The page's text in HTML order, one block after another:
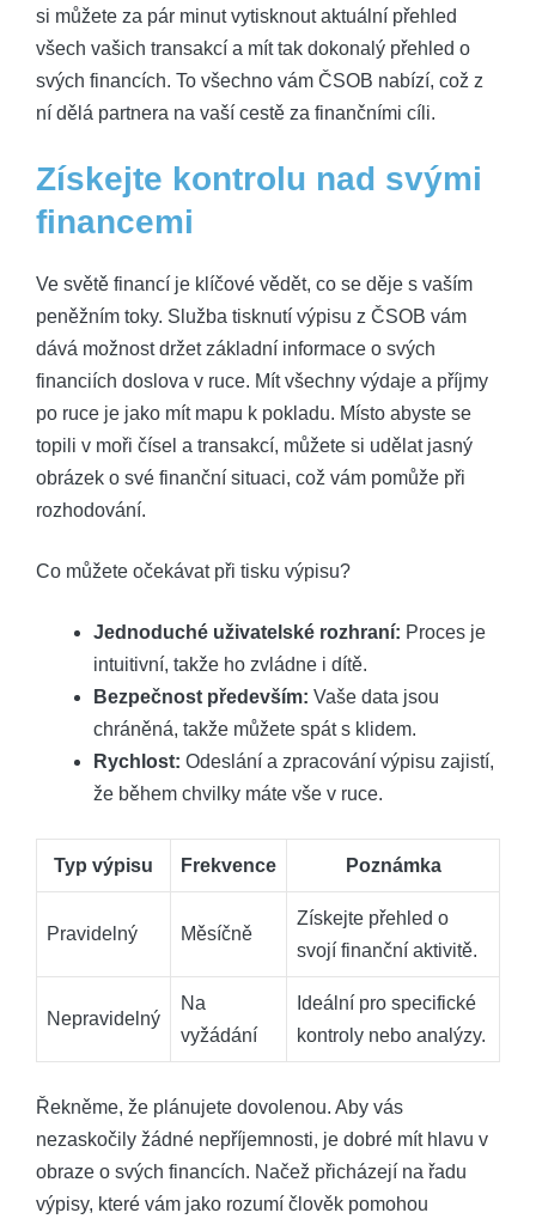
si můžete za pár minut vytisknout aktuální přehled
všech vašich transakcí a ⁣mít ⁢tak ‌dokonalý přehled o
svých financích. ⁢To všechno vám ČSOB nabízí, což​ z
ní ⁢dělá partnera na vaší cestě za finančními ⁣cíli.
Získejte ⁣kontrolu nad‌ svými
financemi
Ve světě‌ financí je klíčové vědět, co se děje​ s vaším
peněžním toky. Služba tisknutí‍ výpisu⁣ z ⁢ČSOB vám
dává možnost držet základní informace o svých
financiích doslova ‌v ruce. ‍Mít všechny výdaje⁢ a příjmy
⁣po ruce je jako‌ mít mapu ⁤k pokladu. Místo‌ abyste se
topili v moři ‌čísel a‍ transakcí, můžete si ⁤udělat jasný
obrázek ‍o své finanční situaci, což vám pomůže‌ při
rozhodování.
Co můžete ⁣očekávat při tisku výpisu?
Jednoduché uživatelské rozhraní: ‍Proces je‌
intuitivní, takže ‌ho zvládne i ⁢dítě.
Bezpečnost především: Vaše data ⁣jsou
chráněná, takže můžete spát s klidem.
Rychlost: Odeslání a ‍zpracování⁤ výpisu‍ zajistí,
že během chvilky máte​ vše v‍ ruce.
Typ výpisu Frekvence Poznámka
Pravidelný Měsíčně
Získejte přehled o
svojí⁤ finanční ​aktivitě.
Nepravidelný
Na
vyžádání
Ideální pro specifické
kontroly nebo analýzy.
Řekněme, že plánujete dovolenou. Aby vás
nezaskočily žádné⁣ nepříjemnosti, je dobré mít ​hlavu v
obraze o svých financích. Načež přicházejí na řadu
výpisy, které vám jako rozumí člověk pomohou